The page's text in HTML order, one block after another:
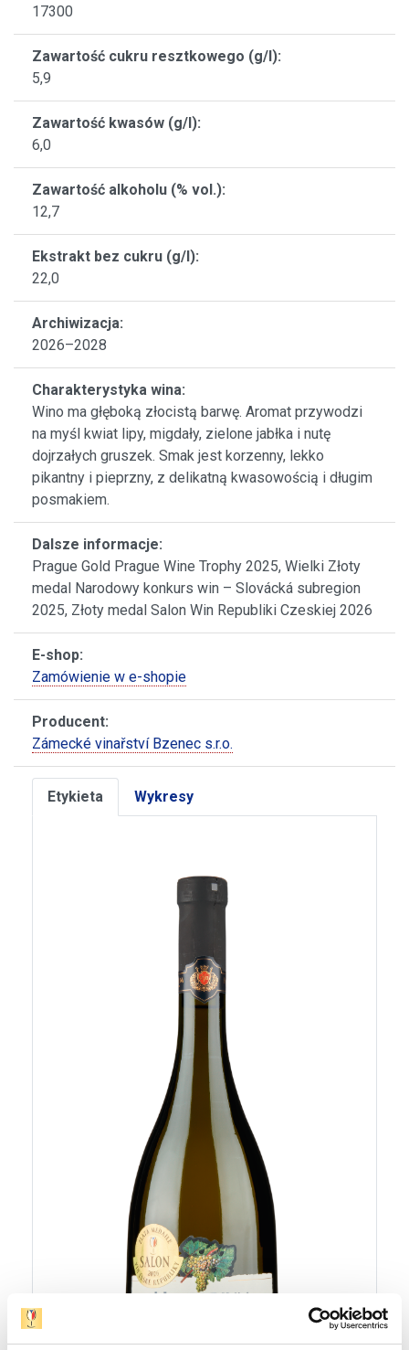
17300
Zawartość cukru resztkowego (g/l):
5,9
Zawartość kwasów (g/l):
6,0
Zawartość alkoholu (% vol.):
12,7
Ekstrakt bez cukru (g/l):
22,0
Archiwizacja:
2026–2028
Charakterystyka wina:
Wino ma głęboką złocistą barwę. Aromat przywodzi
na myśl kwiat lipy, migdały, zielone jabłka i nutę
dojrzałych gruszek. Smak jest korzenny, lekko
pikantny i pieprzny, z delikatną kwasowością i długim
posmakiem.
Dalsze informacje:
Prague Gold Prague Wine Trophy 2025, Wielki Złoty
medal Narodowy konkurs win – Slovácká subregion
2025, Złoty medal Salon Win Republiki Czeskiej 2026
E-shop:
Zamówienie w e-shopie
Producent:
Zámecké vinařství Bzenec s.r.o.
Etykieta Wykresy